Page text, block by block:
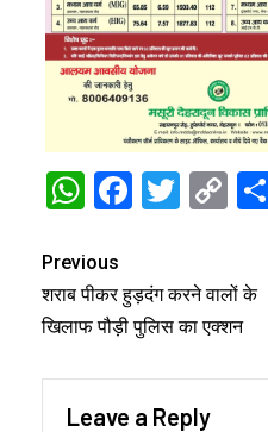
WhatsApp
Previous
शराब पीकर हुड़दंग करने वालों के
खिलाफ पौड़ी पुलिस का एक्शन
Leave a Reply